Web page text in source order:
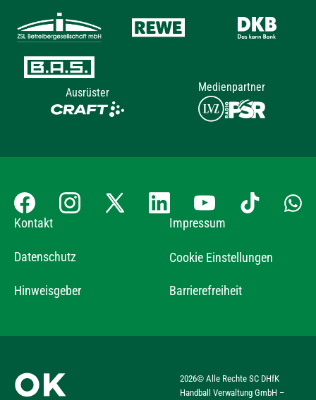
Ausrüster Medienpartner
Kontakt Impressum
Datenschutz Cookie Einstellungen
Hinweisgeber Barrierefreiheit
2026© Alle Rechte SC DHfK
Handball Verwaltung GmbH –